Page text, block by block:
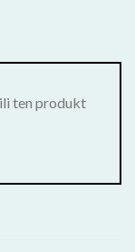
ten produkt